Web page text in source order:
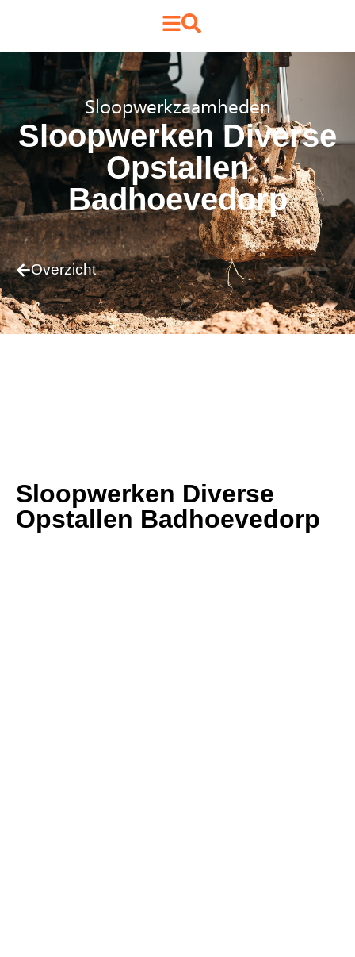
Sloopwerkzaamheden
Sloopwerken Diverse
Opstallen
Badhoevedorp
Overzicht
Sloopwerken Diverse
Opstallen Badhoevedorp